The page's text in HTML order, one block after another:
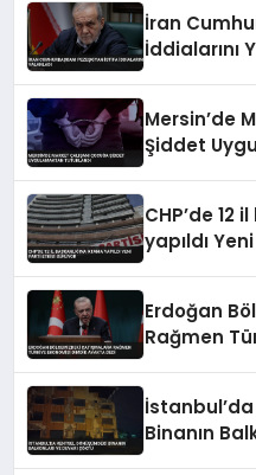
İran
İddialarını
Mersin’de
Şiddet
CHP’de 12
yapıldı
Erdoğan
Rağmen
Binanın